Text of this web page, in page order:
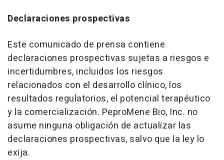
Declaraciones prospectivas
Este comunicado de prensa contiene
declaraciones prospectivas sujetas a riesgos e
incertidumbres, incluidos los riesgos
relacionados con el desarrollo clínico, los
resultados regulatorios, el potencial terapéutico
y la comercialización. PeproMene Bio, Inc. no
asume ninguna obligación de actualizar las
declaraciones prospectivas, salvo que la ley lo
exija.